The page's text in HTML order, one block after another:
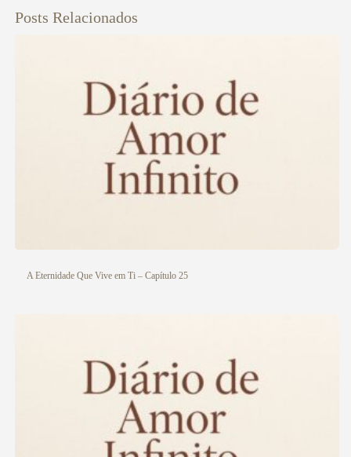
Posts Relacionados
A Eternidade Que Vive em Ti – Capítulo 25